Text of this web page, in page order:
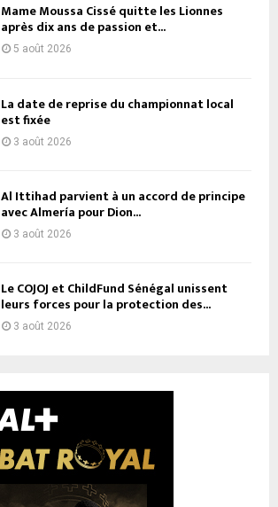
Mame Moussa Cissé quitte les Lionnes
après dix ans de passion et...
5 août 2026
La date de reprise du championnat local
est fixée
3 août 2026
Al Ittihad parvient à un accord de principe
avec Almería pour Dion...
3 août 2026
Le COJOJ et ChildFund Sénégal unissent
leurs forces pour la protection des...
3 août 2026